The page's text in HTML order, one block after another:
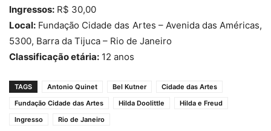
Ingressos: R$ 30,00
Local: Fundação Cidade das Artes – Avenida das Américas,
5300, Barra da Tijuca – Rio de Janeiro
Classificação etária: 12 anos
TAGS Antonio Quinet Bel Kutner
Cidade das Artes
Fundação Cidade das Artes
Hilda Doolittle
Hilda e Freud
Ingresso
Rio de Janeiro